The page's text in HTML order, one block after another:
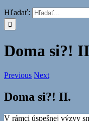
Hľadať:
Doma si?!
Previous Next
Doma si?! II.
V rámci úspešnej výzvy